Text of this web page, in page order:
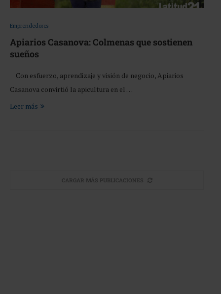
Emprendedores
Apiarios Casanova: Colmenas que sostienen
sueños
Con esfuerzo, aprendizaje y visión de negocio, Apiarios
Casanova convirtió la apicultura en el …
Leer más
CARGAR MÁS PUBLICACIONES